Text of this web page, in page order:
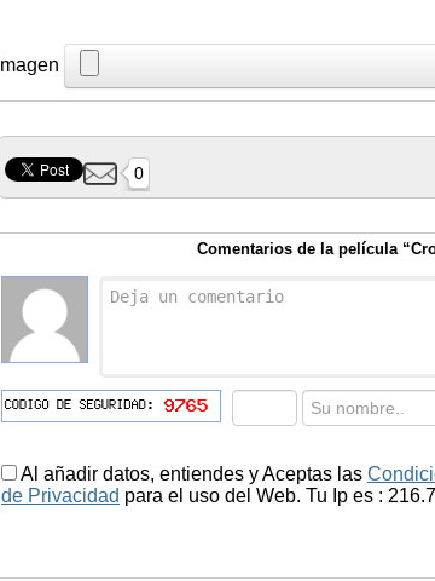
Imagen
0
Comentarios de la película
Al añadir datos, entiendes y Aceptas las
de Privacidad para el uso del Web. Tu Ip es :